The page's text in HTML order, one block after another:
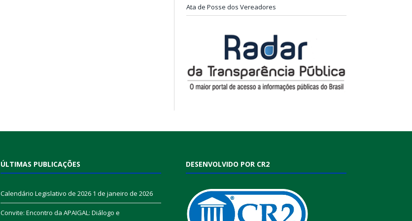
Ata de Posse dos Vereadores
ÚLTIMAS PUBLICAÇÕES
Calendário Legislativo de 2026 1 de janeiro de 2026
Convite: Encontro da APAIGAL: Diálogo e
DESENVOLVIDO POR CR2